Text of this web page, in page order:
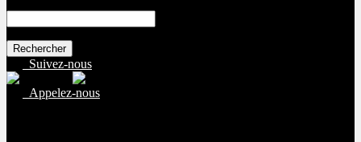
for:
Suivez-nous
Appelez-nous